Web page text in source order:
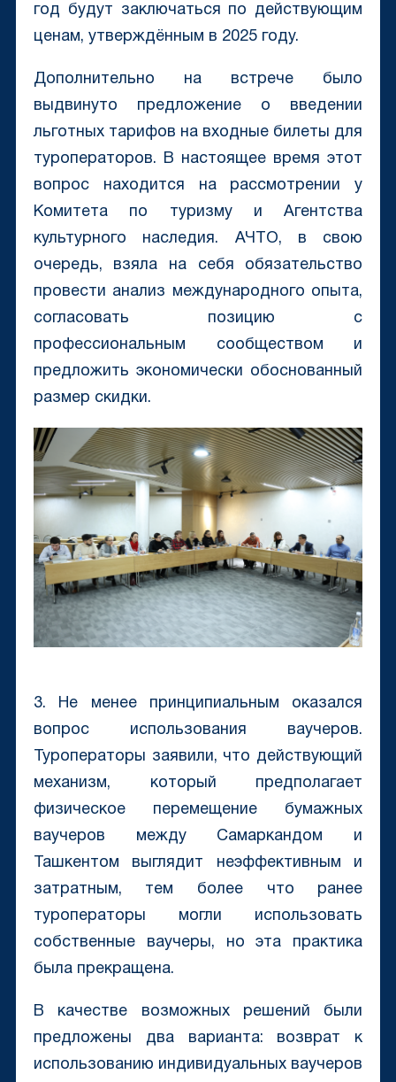
год будут заключаться по действующим
ценам, утверждённым в 2025 году.
Дополнительно на встрече было
выдвинуто предложение о введении
льготных тарифов на входные билеты для
туроператоров. В настоящее время этот
вопрос находится на рассмотрении у
Комитета по туризму и Агентства
культурного наследия. АЧТО, в свою
очередь, взяла на себя обязательство
провести анализ международного опыта,
согласовать позицию с
профессиональным сообществом и
предложить экономически обоснованный
размер скидки.
3. Не менее принципиальным оказался
вопрос использования ваучеров.
Туроператоры заявили, что действующий
механизм, который предполагает
физическое перемещение бумажных
ваучеров между Самаркандом и
Ташкентом выглядит неэффективным и
затратным, тем более что ранее
туроператоры могли использовать
собственные ваучеры, но эта практика
была прекращена.
В качестве возможных решений были
предложены два варианта: возврат к
использованию индивидуальных ваучеров